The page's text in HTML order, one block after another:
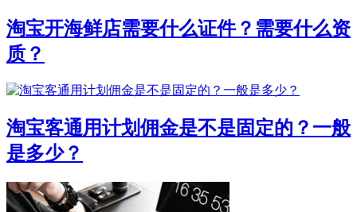
淘宝开海鲜店需要什么证件？需要什么资
质？
淘宝客通用计划佣金是不是固定的？一般
是多少？